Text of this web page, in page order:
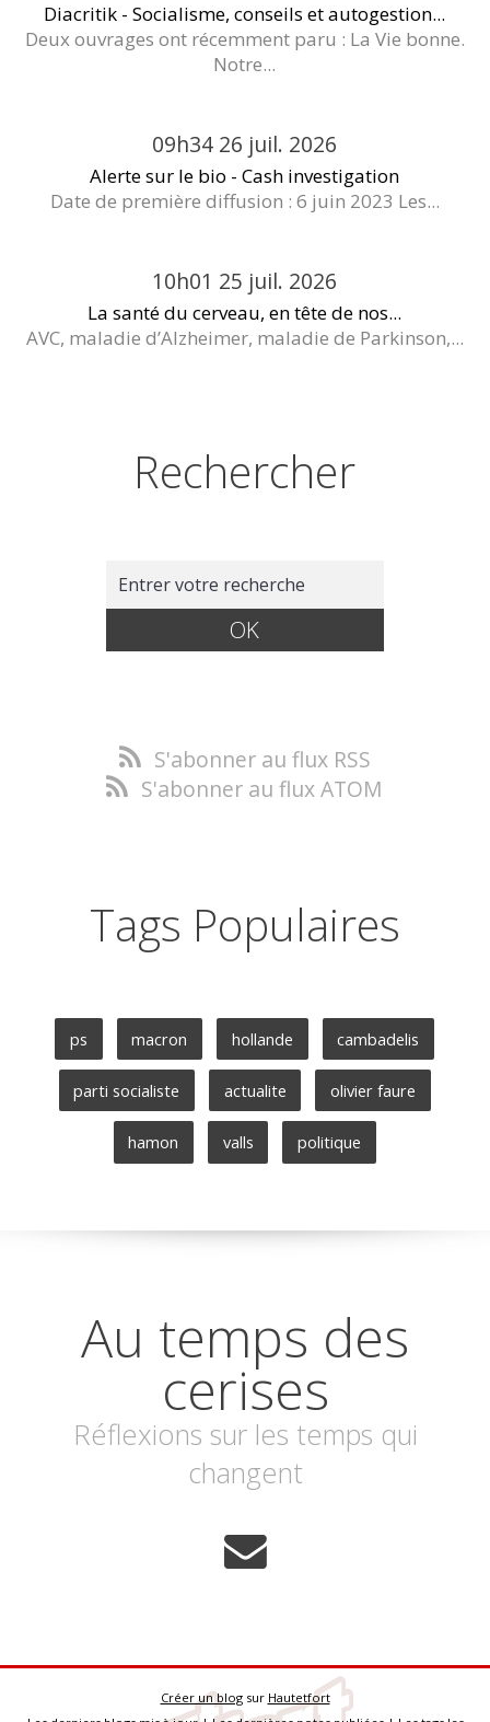
Diacritik - Socialisme, conseils et autogestion...
Deux ouvrages ont récemment paru : La Vie bonne.
Notre...
09h34 26 juil. 2026
Alerte sur le bio - Cash investigation
Date de première diffusion : 6 juin 2023 Les...
10h01 25 juil. 2026
La santé du cerveau, en tête de nos...
AVC, maladie d’Alzheimer, maladie de Parkinson,...
Rechercher
S'abonner au flux RSS
S'abonner au flux ATOM
Tags Populaires
ps macron hollande cambadelis
parti socialiste actualite olivier faure
hamon valls politique
Au temps des
cerises
Réflexions sur les temps qui
changent
Créer un blogsur Hautetfort